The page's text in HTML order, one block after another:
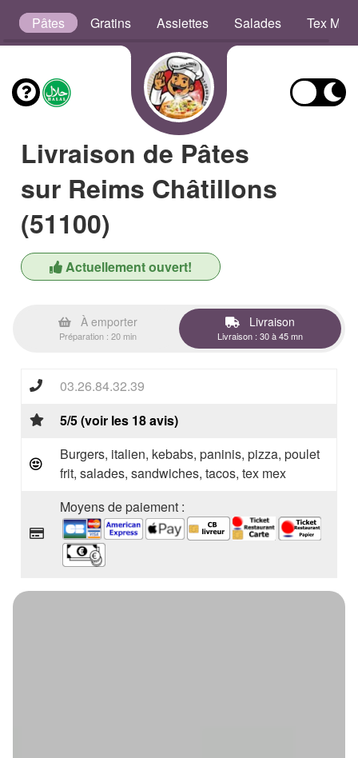
Pâtes Gratins Assiettes Salades Tex Mex
Livraison de Pâtes
sur Reims Châtillons
(51100)
Actuellement ouvert!
À emporter
Préparation : 20 min
Livraison
Livraison : 30 à 45 mn
03.26.84.32.39
5/5 (voir les 18 avis)
Burgers, italien, kebabs, paninis, pizza, poulet
frit, salades, sandwiches, tacos, tex mex
Moyens de paiement :